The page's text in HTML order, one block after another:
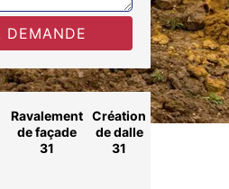
Ravalement
de façade
31
Création
de dalle
31